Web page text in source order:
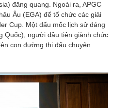
đăng quang. Ngoài ra, APGC
Âu (EGA) để tổ chức các giải
Cup. Một dấu mốc lịch sử đáng
Quốc), người đầu tiên giành chức
con đường thi đấu chuyên